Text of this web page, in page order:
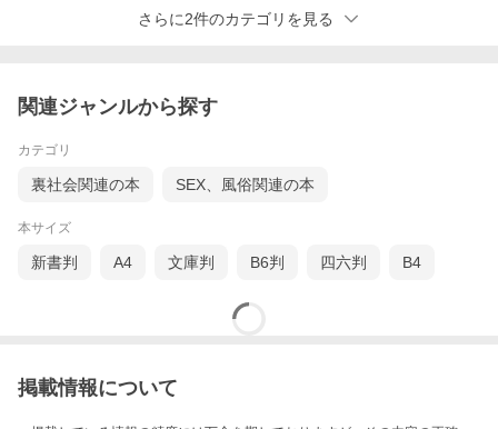
さらに2件のカテゴリを見る
関連ジャンルから探す
カテゴリ
裏社会関連の本 SEX、風俗関連の本
本サイズ
新書判 A4 文庫判 B6判 四六判 B4
掲載情報について